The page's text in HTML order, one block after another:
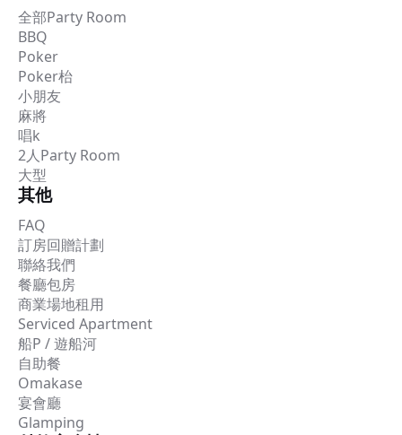
全部Party Room
BBQ
Poker
Poker枱
小朋友
麻將
唱k
2人Party Room
大型
其他
FAQ
訂房回贈計劃
聯絡我們
餐廳包房
商業場地租用
Serviced Apartment
船P / 遊船河
自助餐
Omakase
宴會廳
Glamping